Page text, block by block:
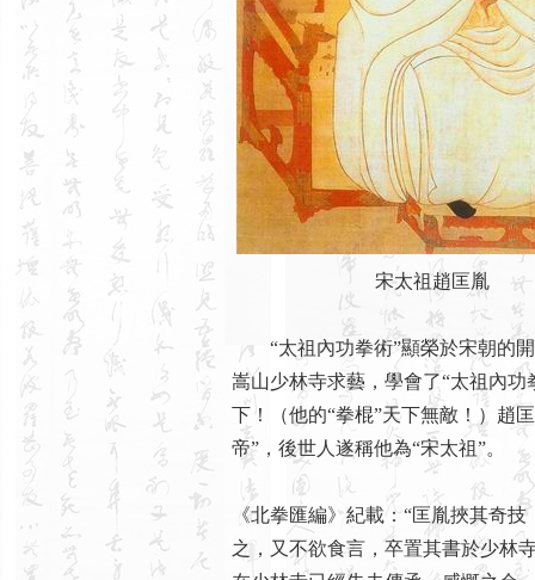
宋太祖趙匡胤
“太祖內功拳術”顯榮於宋朝的開
嵩山少林寺求藝，學會了“太祖內
下！（他的“拳棍”天下無敵！）趙
帝”，後世人遂稱他為“宋太祖”。
《北拳匯編》紀載：“匡胤挾其奇
之，又不欲食言，卒置其書於少林